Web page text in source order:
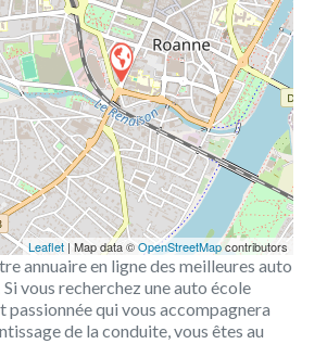
Leaflet | Map data ©OpenStreetMapcontributors
annuaire en ligne des meilleures auto
Si vous recherchez une auto école
passionnée qui vous accompagnera
de la conduite, vous êtes au